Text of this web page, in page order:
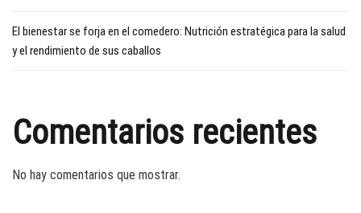
El bienestar se forja en el comedero: Nutrición estratégica para la salud
y el rendimiento de sus caballos
Comentarios recientes
No hay comentarios que mostrar.